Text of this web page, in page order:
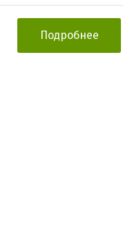
Подробнее